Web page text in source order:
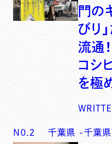
門の
びり
流通
コシ
を極
N0. 2 千葉県 -千葉